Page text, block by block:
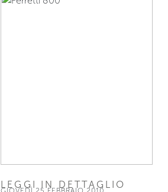
LEGGI IN DETTAGLIO